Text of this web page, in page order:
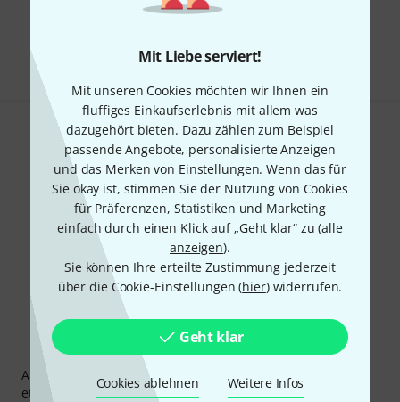
Mit Liebe serviert!
Mit unseren Cookies möchten wir Ihnen ein
fluffiges Einkaufserlebnis mit allem was
dazugehört bieten. Dazu zählen zum Beispiel
passende Angebote, personalisierte Anzeigen
und das Merken von Einstellungen. Wenn das für
Sie okay ist, stimmen Sie der Nutzung von Cookies
für Präferenzen, Statistiken und Marketing
einfach durch einen Klick auf „Geht klar“ zu (alle
anzeigen).
Sie können Ihre erteilte Zustimmung jederzeit
über die Cookie-Einstellungen (hier) widerrufen.
Geht klar
Cookies ablehnen Weitere Infos
Gefällt Ihnen, was Sie sehen?
Teilen Hilfe & Feedback
Thomann Newsletter
Abonniere den Thomann Newsletter und gewinne mit
etwas Glück einen von50 Gutscheinenüber jeweils